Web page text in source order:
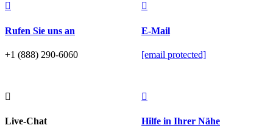

Rufen Sie uns an
+1 (888) 290-6060

E-Mail
[email protected]

Live-Chat

Hilfe in Ihrer Nähe